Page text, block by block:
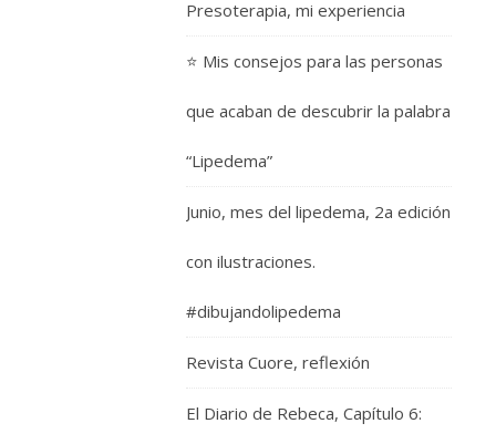
Presoterapia, mi experiencia
⭐️ Mis consejos para las personas
que acaban de descubrir la palabra
“Lipedema”
Junio, mes del lipedema, 2a edición
con ilustraciones.
#dibujandolipedema
Revista Cuore, reflexión
El Diario de Rebeca, Capítulo 6: